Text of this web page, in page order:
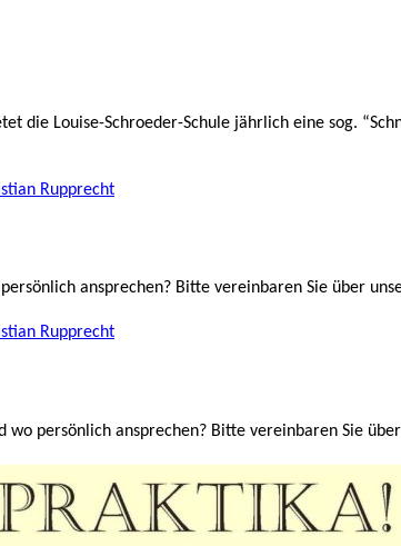
die Louise-Schroeder-Schule jährlich eine sog.
Rupprecht
ansprechen? Bitte vereinbaren Sie über
Rupprecht
wo persönlich ansprechen? Bitte vereinbaren Sie